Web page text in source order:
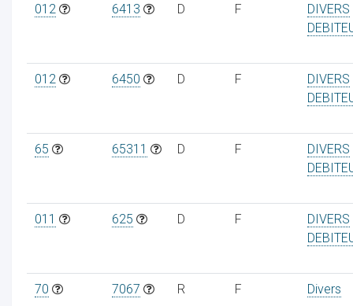
012 6413 D F
DIVERS
012 6450 D F
DIVERS
65 65311 D F
DIVERS
011 625 D F
DIVERS
70 7067 R F Divers